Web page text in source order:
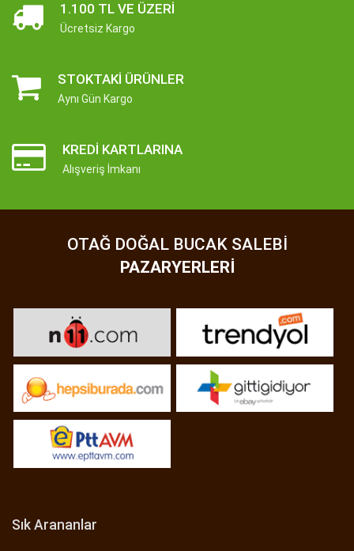
1.100 TL VE ÜZERI
Ücretsiz Kargo
STOKTAKI ÜRÜNLER
Aynı Gün Kargo
KREDI KARTLARINA
Alışveriş İmkanı
OTAĞ DOĞAL BUCAK SALEBI
PAZARYERLERI
Sık Arananlar